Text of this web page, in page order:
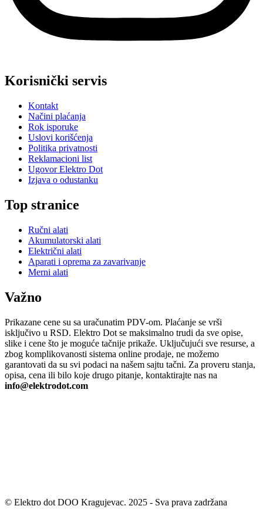
Korisnički servis
Kontakt
Načini plaćanja
Rok isporuke
Uslovi korišćenja
Politika privatnosti
Reklamacioni list
Ugovor Elektro Dot
Izjava o odustanku
Top stranice
Ručni alati
Akumulatorski alati
Električni alati
Aparati i oprema za zavarivanje
Merni alati
Važno
Prikazane cene su sa uračunatim PDV-om. Plaćanje se vrši
isključivo u RSD. Elektro Dot se maksimalno trudi da sve opise,
slike i cene što je moguće tačnije prikaže. Uključujući sve resurse, a
zbog komplikovanosti sistema online prodaje, ne možemo
garantovati da su svi podaci na našem sajtu tačni. Za proveru stanja,
opisa, cena ili bilo koje drugo pitanje, kontaktirajte nas na
info@elektrodot.com
© Elektro dot DOO Kragujevac. 2025 - Sva prava zadržana